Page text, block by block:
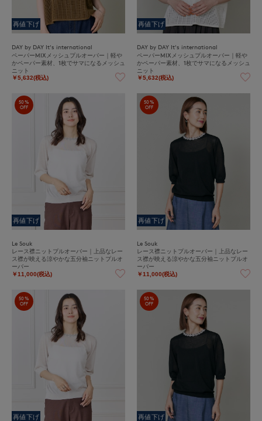
再値下げ
DAY by DAY It's international
ペーパーMIXメッシュプルオーバー｜軽や
かペーパー素材、1枚でサマになるメッシュ
ニット
￥5,632(税込)
再値下げ
DAY by DAY It's international
ペーパーMIXメッシュプルオーバー｜軽や
かペーパー素材、1枚でサマになるメッシュ
ニット
￥5,632(税込)
50%
OFF
再値下げ
Le Souk
レース襟ニットプルオーバー｜上品なレー
ス襟が映える涼やかな五分袖ニットプルオ
ーバー
￥11,000(税込)
50%
OFF
再値下げ
Le Souk
レース襟ニットプルオーバー｜上品なレー
ス襟が映える涼やかな五分袖ニットプルオ
ーバー
￥11,000(税込)
50%
OFF
再値下げ
50%
OFF
再値下げ